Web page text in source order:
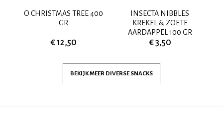
O CHRISTMAS TREE 400
GR
€ 12,50
INSECTA NIBBLES
KREKEL & ZOETE
AARDAPPEL 100 GR
€ 3,50
BEKIJK MEER DIVERSE SNACKS